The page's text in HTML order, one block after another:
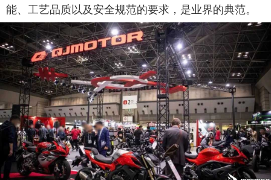
能、工艺品质以及安全规范的要求，是业界的典范。